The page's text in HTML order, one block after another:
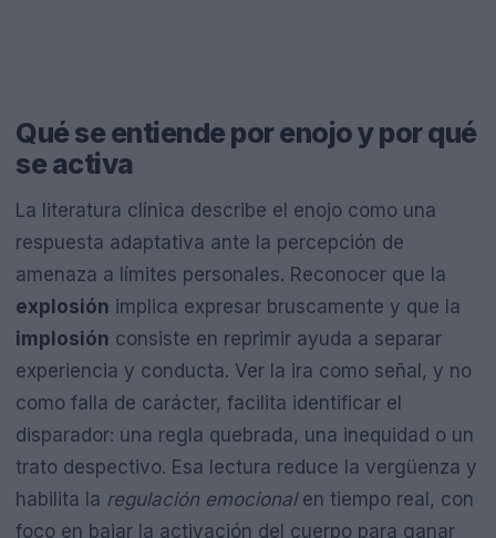
Qué se entiende por enojo y por qué
se activa
La literatura clínica describe el enojo como una
respuesta adaptativa ante la percepción de
amenaza a límites personales. Reconocer que la
explosión implica expresar bruscamente y que la
implosión consiste en reprimir ayuda a separar
experiencia y conducta. Ver la ira como señal, y no
como falla de carácter, facilita identificar el
disparador: una regla quebrada, una inequidad o un
trato despectivo. Esa lectura reduce la vergüenza y
habilita la regulación emocionalen tiempo real, con
foco en bajar la activación del cuerpo para ganar